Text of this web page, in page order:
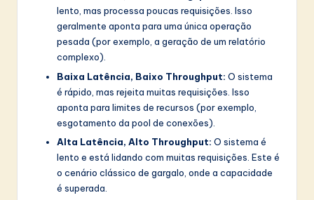
lento, mas processa poucas requisições. Isso
geralmente aponta para uma única operação
pesada (por exemplo, a geração de um relatório
complexo).
Baixa Latência, Baixo Throughput: O sistema
é rápido, mas rejeita muitas requisições. Isso
aponta para limites de recursos (por exemplo,
esgotamento da pool de conexões).
Alta Latência, Alto Throughput: O sistema é
lento e está lidando com muitas requisições. Este é
o cenário clássico de gargalo, onde a capacidade
é superada.